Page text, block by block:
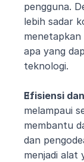
pengguna.
lebih sadar
apa yang
teknologi.
Efisiensi
melampaui
membantu
dan
menjadi alat